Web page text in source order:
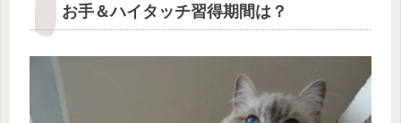
お手＆ハイタッチ習得期間は？